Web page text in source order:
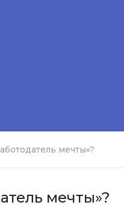
мечты»?
мечты»?